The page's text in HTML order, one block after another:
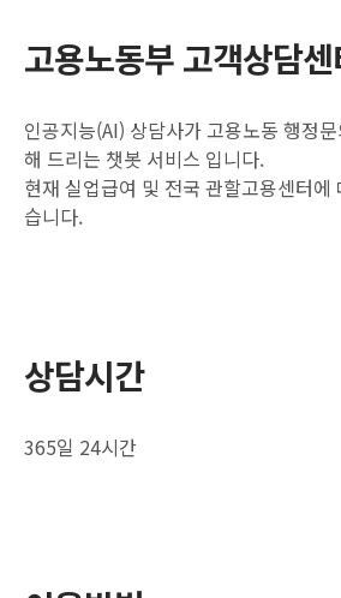
고용노동부 고객상담
인공지능(AI) 상담사가 고용노동 행정
해 드리는 챗봇 서비스 입니다.
현재 실업급여 및 전국 관할고용센터에
습니다.
상담시간
365일 24시간